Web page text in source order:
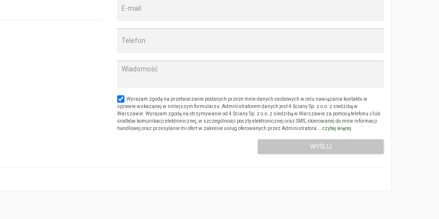
Wyrażam zgodę na przetwarzanie podanych przeze mnie danych osobowych w celu nawiązania kontaktu w
sprawie wskazanej w niniejszym formularzu. Administratorem danych jest 4 Ściany Sp. z o.o. z siedzibą w
Warszawie. Wyrażam zgodę na otrzymywanie od 4 Ściany Sp. z o.o. z siedzibą w Warszawie za pomocą telefonu i/lub
środków komunikacji elektronicznej, w szczególności poczty elektronicznej oraz SMS, skierowanej do mnie informacji
handlowej oraz przesyłanie mi ofert w zakresie usług oferowanych przez Administratora.… czytaj więcej